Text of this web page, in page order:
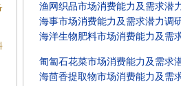
渔网织品市场消费能力及需求潜
海事市场消费能力及需求潜力调
海洋生物肥料市场消费能力及需
匍匐石花菜市场消费能力及需求
海茴香提取物市场消费能力及需